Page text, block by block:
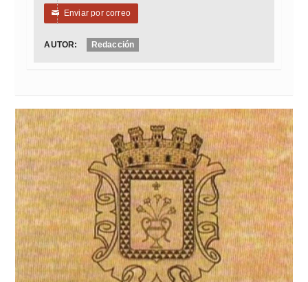
✉ Enviar por correo
AUTOR: Redacción